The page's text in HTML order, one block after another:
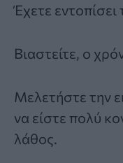
Έχετε
Βιαστείτε, ο
Μελετήστε την
να είστε πολύ
λάθος.